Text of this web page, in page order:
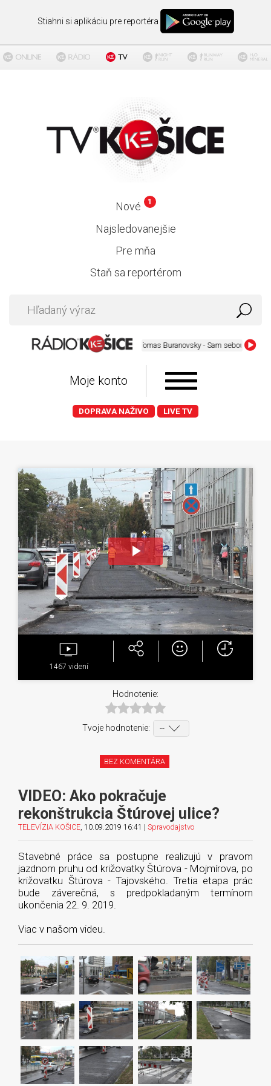
Stiahni si aplikáciu pre reportéra
Nové 1
Najsledovanejšie
Pre mňa
Staň sa reportérom
Tomas Buranovsky - Sam sebou
Moje konto
DOPRAVA NAŽIVO LIVE TV
Play
Video
1467 videní
Hodnotenie:
Tvoje hodnotenie:
BEZ KOMENTÁRA
VIDEO: Ako pokračuje
rekonštrukcia Štúrovej ulice?
TELEVÍZIA KOŠICE, 10.09.2019 16:41 | Spravodajstvo
Stavebné práce sa postupne realizujú v pravom
jazdnom pruhu od križovatky Štúrova - Mojmírova, po
križovatku Štúrova - Tajovského. Tretia etapa prác
bude záverečná, s predpokladaným termínom
ukončenia 22. 9. 2019.
Viac v našom videu.